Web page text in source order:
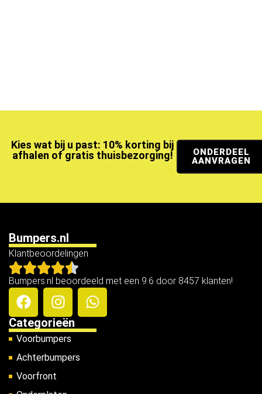
Kies wat bij u past: 10% korting bij
afhalen of gratis thuisbezorging!
ONDERDEEL
AANVRAGEN
Bumpers.nl
Klantbeoordelingen
Bumpers.nl beoordeeld met een 9.6 door 8457 klanten!
Categorieën
Voorbumpers
Achterbumpers
Voorfront